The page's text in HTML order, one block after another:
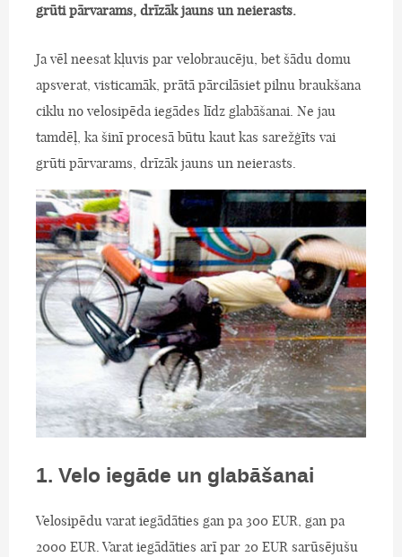
grūti pārvarams, drīzāk jauns un neierasts.
Ja vēl neesat kļuvis par velobraucēju, bet šādu domu
apsverat, visticamāk, prātā pārcilāsiet pilnu braukšana
ciklu no velosipēda iegādes līdz glabāšanai. Ne jau
tamdēļ, ka šinī procesā būtu kaut kas sarežģīts vai
grūti pārvarams, drīzāk jauns un neierasts.
1. Velo iegāde un glabāšanai
Velosipēdu varat iegādāties gan pa 300 EUR, gan pa
2000 EUR. Varat iegādāties arī par 20 EUR sarūsējušu